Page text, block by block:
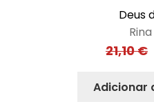
Deus
21,10€
Adicionar